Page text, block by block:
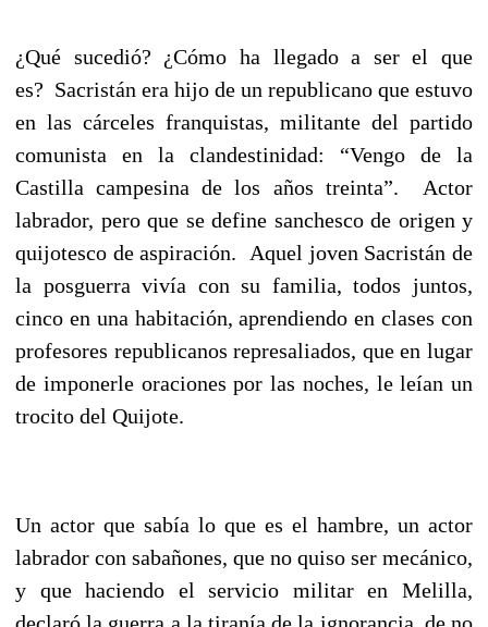
¿Qué sucedió? ¿Cómo ha llegado a ser el que
es? Sacristán era hijo de un republicano que estuvo
en las cárceles franquistas, militante del partido
comunista en la clandestinidad: “Vengo de la
Castilla campesina de los años treinta”. Actor
labrador, pero que se define sanchesco de origen y
quijotesco de aspiración. Aquel joven Sacristán de
la posguerra vivía con su familia, todos juntos,
cinco en una habitación, aprendiendo en clases con
profesores republicanos represaliados, que en lugar
de imponerle oraciones por las noches, le leían un
trocito del Quijote.
Un actor que sabía lo que es el hambre, un actor
labrador con sabañones, que no quiso ser mecánico,
y que haciendo el servicio militar en Melilla,